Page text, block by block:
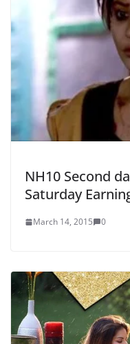
NH10 Second
Saturday
March 14, 2015 0